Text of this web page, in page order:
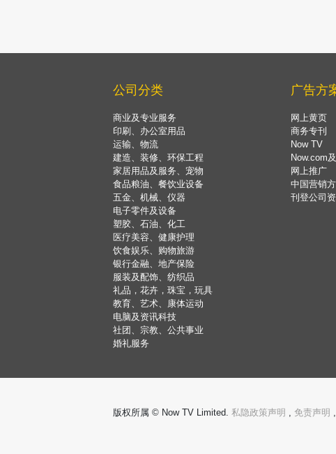
旺角好彩海鲜酒家
2398 2060
海鲜酒家
明星皇宫 分店
2479 3388
2660 7689
海鲜酒家
2146 9288